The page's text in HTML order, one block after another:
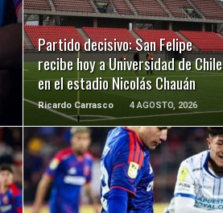
Partido decisivo: San Felipe
recibe hoy a Universidad de Chile
en el estadio Nicolás Chauán
Ricardo Carrasco 4 AGOSTO, 2026
LEER MÁS
LEER MÁS